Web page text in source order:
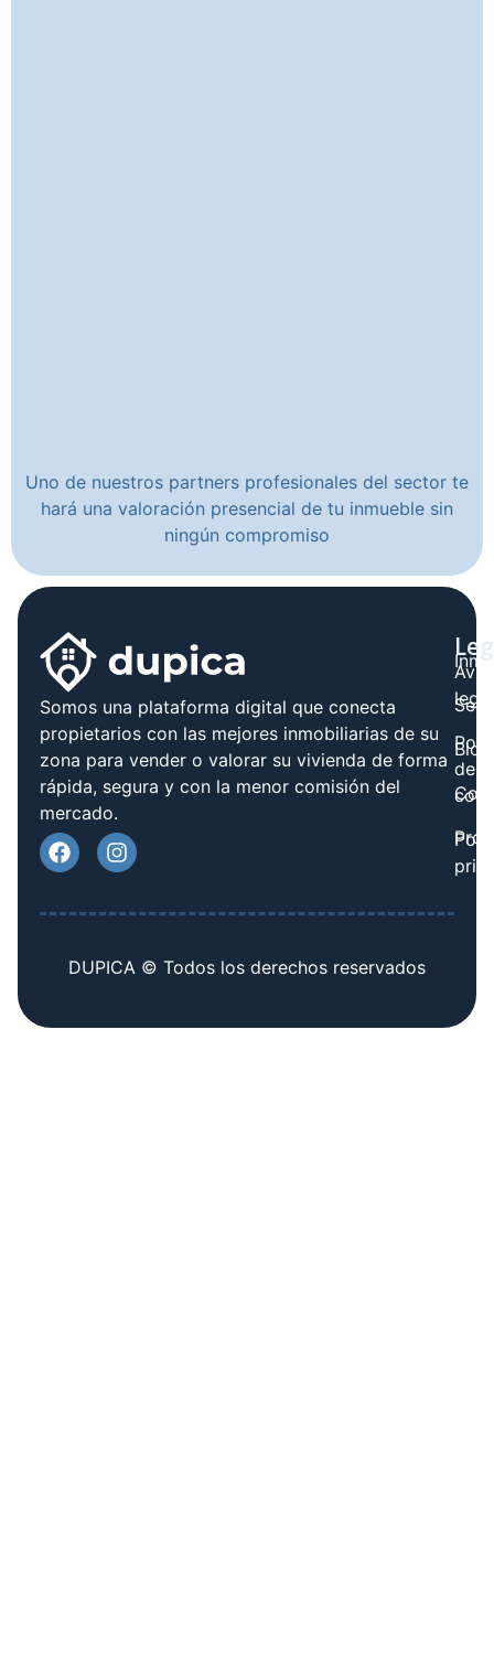
Uno de nuestros partners profesionales del sector te
hará una valoración presencial de tu inmueble sin
ningún compromiso
Somos una plataforma digital que conecta
propietarios con las mejores inmobiliarias de su
zona para vender o valorar su vivienda de forma
rápida, segura y con la menor comisión del
mercado.
Blog
legal
de
DUPICA © Todos los derechos reservados